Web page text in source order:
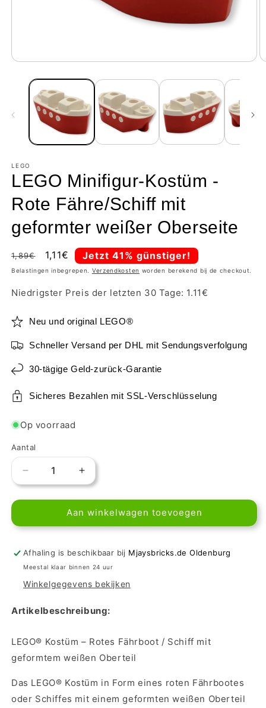
LEGO
LEGO Minifigur-Kostüm -
Rote Fähre/Schiff mit
geformter weißer Oberseite
Normale
prijs
1,89€ Aanbiedingsprijs
1,11€ Jetzt 41% günstiger!
Belastingen inbegrepen. Verzendkosten worden berekend bij de checkout.
Niedrigster Preis der letzten 30 Tage: 1.11€
Neu und original LEGO®
Schneller Versand per DHL mit Sendungsverfolgung
30-tägige Geld-zurück-Garantie
Sicheres Bezahlen mit SSL-Verschlüsselung
Op voorraad
Aantal
Aantal
verlagen
voor
Minifigur-
-
Rote
mit
weißer
Aantal
verhogen
voor
LEGO
Minifigur-
-
Rote
mit
weißer
Aan winkelwagen toevoegen
Afhaling is beschikbaar bij Mjaysbricks.de Oldenburg
Meestal klaar binnen 24 uur
Winkelgegevens bekijken
Artikelbeschreibung:
LEGO® Kostüm – Rotes Fährboot / Schiff mit
geformtem weißen Oberteil
Das LEGO® Kostüm in Form eines roten Fährbootes
oder Schiffes mit einem geformten weißen Oberteil